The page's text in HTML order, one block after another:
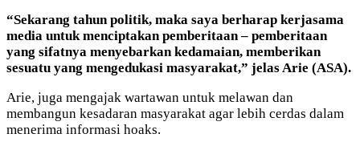
“Sekarang tahun politik, maka saya berharap kerjasama
media untuk menciptakan pemberitaan – pemberitaan
yang sifatnya menyebarkan kedamaian, memberikan
sesuatu yang mengedukasi masyarakat,” jelas Arie (ASA).
Arie, juga mengajak wartawan untuk melawan dan
membangun kesadaran masyarakat agar lebih cerdas dalam
menerima informasi hoaks.